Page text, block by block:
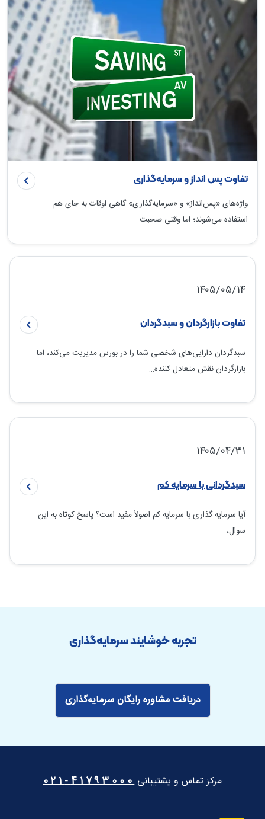
تفاوت پس انداز و سرمایه‌گذاری
واژه‌های «پس‌انداز» و «سرمایه‌گذاری» گاهی اوقات به جای هم
استفاده می‌شوند؛ اما وقتی صحبت…
۱۴۰۵/۰۵/۱۴
تفاوت بازارگردان و سبدگردان
سبدگردان دارایی‌های شخصی شما را در بورس مدیریت می‌کند، اما
بازارگردان نقش متعادل کننده…
۱۴۰۵/۰۴/۳۱
سبدگردانی با سرمایه کم
آیا سرمایه گذاری با سرمایه کم اصولاً مفید است؟ پاسخ کوتاه به این
سوال،…
تجربه خوشایند سرمایه‌گذاری
دریافت مشاوره رایگان سرمایه‌گذاری
مرکز تماس و پشتیبانی 41793000-021